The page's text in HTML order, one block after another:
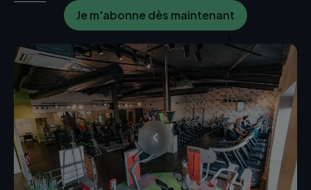
Je m'abonne dès maintenant